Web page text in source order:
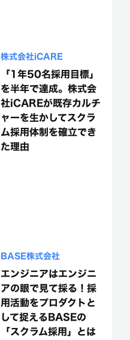
株式会社iCARE
「1年50名採用目標」
を半年で達成。株式会
社iCAREが既存カルチ
ャーを生かしてスクラ
ム採用体制を確立でき
た理由
BASE株式会社
エンジニアはエンジニ
アの眼で見て採る！採
用活動をプロダクトと
して捉えるBASEの
「スクラム採用」とは